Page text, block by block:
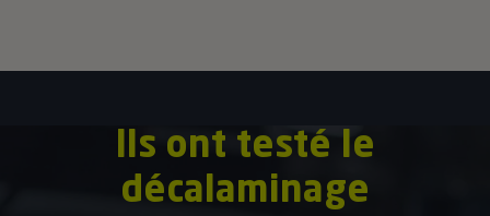
Ils ont testé le
décalaminage